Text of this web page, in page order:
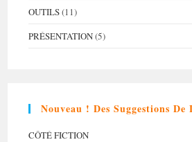
OUTILS(11)
PRÉSENTATION(5)
Nouveau ! Des Suggestions De
CÔTÉ FICTION